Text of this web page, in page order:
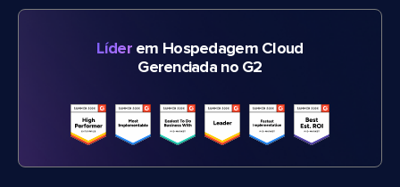
Líderem Hospedagem Cloud
Gerenciada no G2